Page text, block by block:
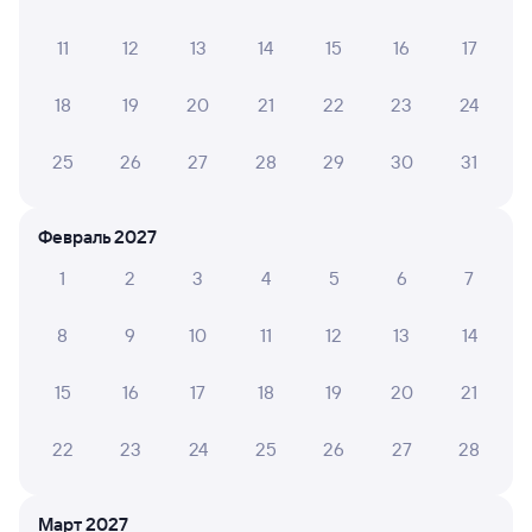
8,3
Отель
1 ⁠800 ⁠₽
Отель
Отзывы пассажиров Туту о поездах
05 августа 2026 • Поезд 047Й
11 12 13 14 15 16 17
18 19 20 21 22 23 24
25 26 27 28 29 30 31
Февраль 2027
1
2 3 4 5 6 7
8 9 10 11 12 13 14
15 16 17 18 19 20 21
22 23 24 25 26 27 28
Март 2027